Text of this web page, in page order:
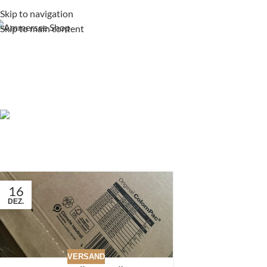
Skip to navigation
Skip to main content
16
DEZ.
VERSAND